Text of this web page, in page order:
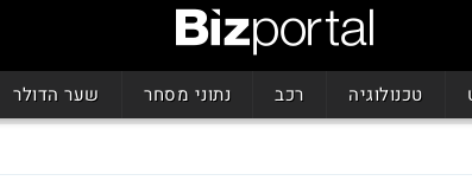
טכנולוגיה רכב נתוני מסחר שער הדולר